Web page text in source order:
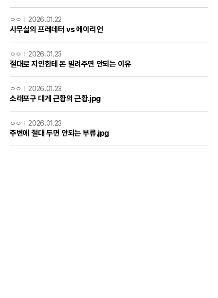
ㅇㅇ 2026.01.22
사무실의 프레데터 vs 에이리언
ㅇㅇ 2026.01.23
절대로 지인한테 돈 빌려주면 안되는 이유
ㅇㅇ 2026.01.23
소래포구 대게 근황의 근황.jpg
ㅇㅇ 2026.01.23
주변에 절대 두면 안되는 부류.jpg